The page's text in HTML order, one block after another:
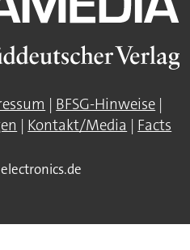
| BFSG-Hinweise |
| Kontakt/Media | Facts